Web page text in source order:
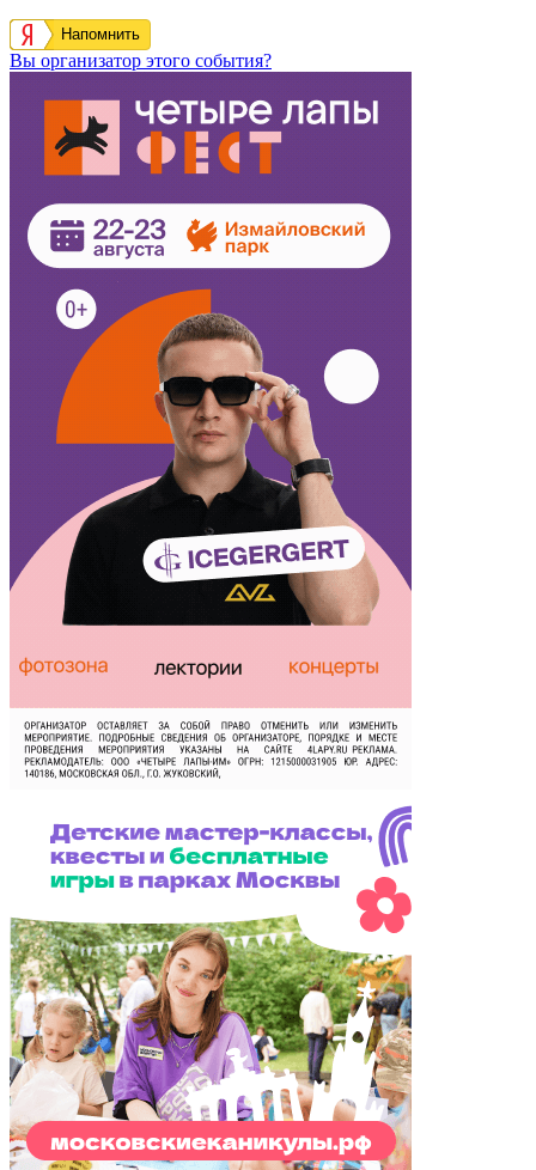
Напомнить
Вы организатор этого события?